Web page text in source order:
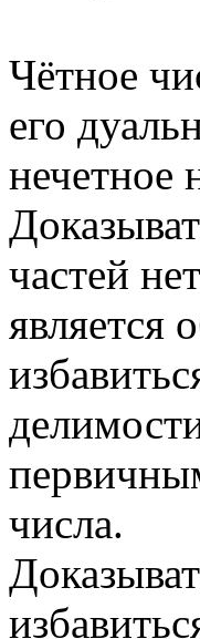
Чётное
его
нечетное
частей
является
числа.